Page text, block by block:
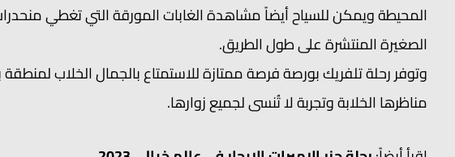
المحيطة ويمكن للسياح أيضاً مشاهدة الغابات المورقة التي تغطي
الصغيرة المنتشرة على طول الطريق.
وتوفر رحلة تلفريك بورصة فرصة ممتازة للاستمتاع بالجمال الخلاب
مناظرها الخلابة وتجربة لا تُنسى لجميع زوارها.